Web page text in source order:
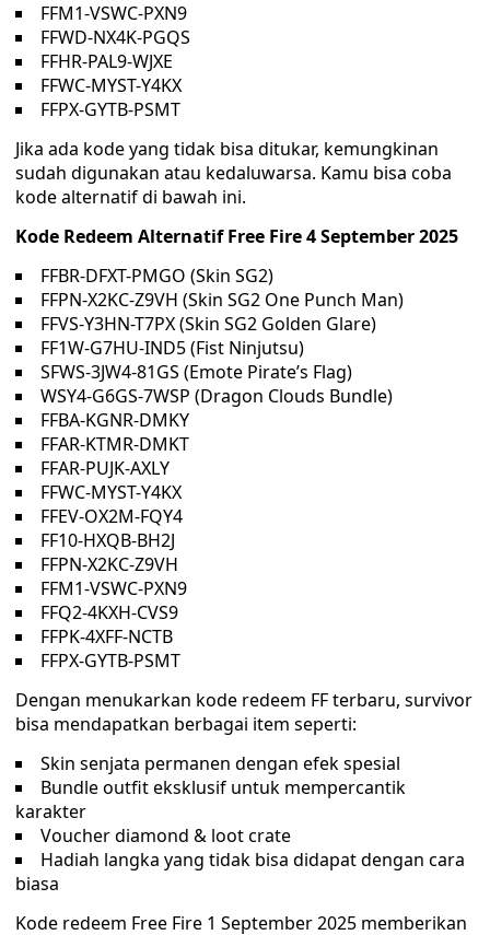
FFM1-VSWC-PXN9
FFWD-NX4K-PGQS
FFHR-PAL9-WJXE
FFWC-MYST-Y4KX
FFPX-GYTB-PSMT
Jika ada kode yang tidak bisa ditukar, kemungkinan
sudah digunakan atau kedaluwarsa. Kamu bisa coba
kode alternatif di bawah ini.
Kode Redeem Alternatif Free Fire 4 September 2025
FFBR-DFXT-PMGO (Skin SG2)
FFPN-X2KC-Z9VH (Skin SG2 One Punch Man)
FFVS-Y3HN-T7PX (Skin SG2 Golden Glare)
FF1W-G7HU-IND5 (Fist Ninjutsu)
SFWS-3JW4-81GS (Emote Pirate’s Flag)
WSY4-G6GS-7WSP (Dragon Clouds Bundle)
FFBA-KGNR-DMKY
FFAR-KTMR-DMKT
FFAR-PUJK-AXLY
FFWC-MYST-Y4KX
FFEV-OX2M-FQY4
FF10-HXQB-BH2J
FFPN-X2KC-Z9VH
FFM1-VSWC-PXN9
FFQ2-4KXH-CVS9
FFPK-4XFF-NCTB
FFPX-GYTB-PSMT
Dengan menukarkan kode redeem FF terbaru, survivor
bisa mendapatkan berbagai item seperti:
Skin senjata permanen dengan efek spesial
Bundle outfit eksklusif untuk mempercantik
karakter
Voucher diamond & loot crate
Hadiah langka yang tidak bisa didapat dengan cara
biasa
Kode redeem Free Fire 1 September 2025 memberikan